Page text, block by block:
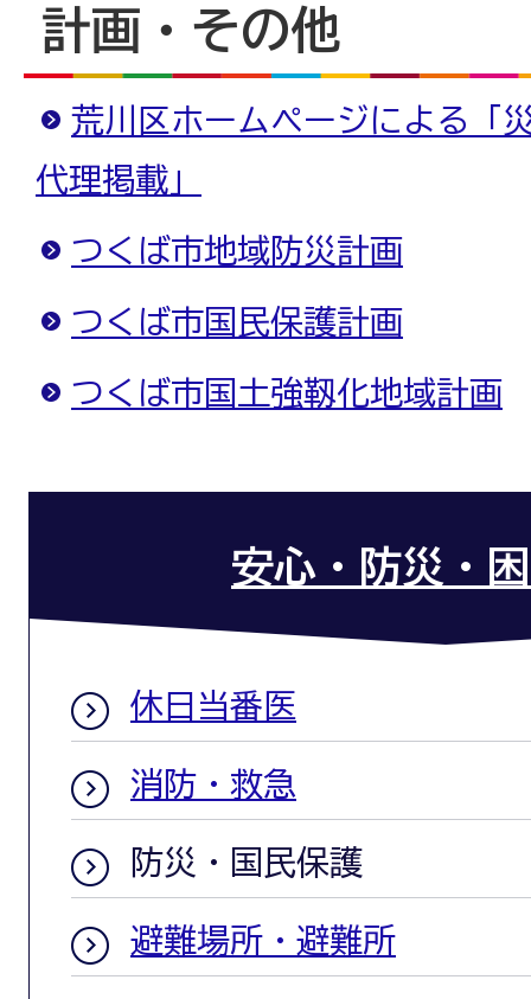
計画・その他
荒川区ホームページによる「
代理掲載」
つくば市地域防災計画
つくば市国民保護計画
つくば市国土強靱化地域計画
安心・防災・
休日当番医
消防・救急
防災・国民保護
避難場所・避難所